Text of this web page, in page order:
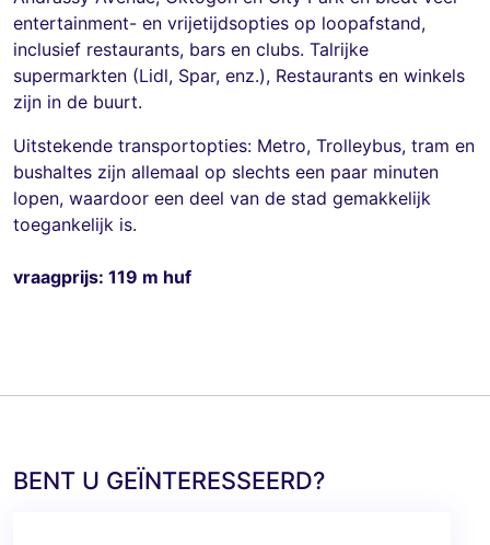
entertainment- en vrijetijdsopties op loopafstand,
inclusief restaurants, bars en clubs. Talrijke
supermarkten (Lidl, Spar, enz.), Restaurants en winkels
zijn in de buurt.
Uitstekende transportopties: Metro, Trolleybus, tram en
bushaltes zijn allemaal op slechts een paar minuten
lopen, waardoor een deel van de stad gemakkelijk
toegankelijk is.
vraagprijs: 119 m huf
BENT U GEÏNTERESSEERD?